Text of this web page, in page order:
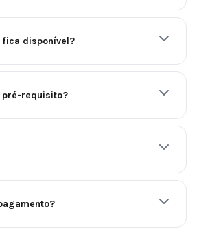
fica disponível?
pré-requisito?